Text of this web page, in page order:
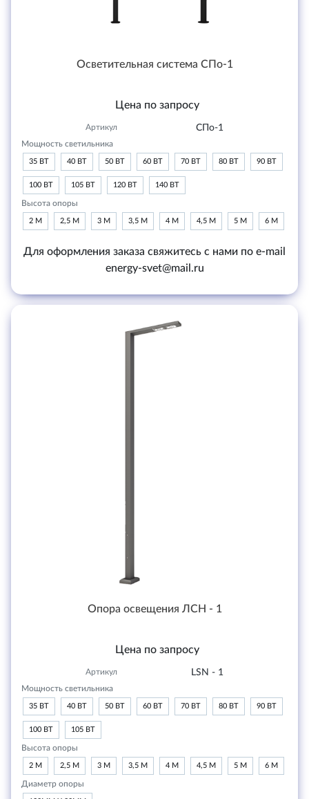
Осветительная система СПо-1
Цена по запросу
Артикул СПо-1
Мощность светильника
35 ВТ 40 ВТ 50 ВТ 60 ВТ 70 ВТ 80 ВТ 90 ВТ
100 ВТ 105 ВТ 120 ВТ 140 ВТ
Высота опоры
2 М 2,5 М 3 М 3,5 М 4 М 4,5 М 5 М 6 М
Для оформления заказа свяжитесь с нами по e-mail
energy-svet@mail.ru
Опора освещения ЛСН - 1
Цена по запросу
Артикул LSN - 1
Мощность светильника
35 ВТ 40 ВТ 50 ВТ 60 ВТ 70 ВТ 80 ВТ 90 ВТ
100 ВТ 105 ВТ
Высота опоры
2 М 2,5 М 3 М 3,5 М 4 М 4,5 М 5 М 6 М
Диаметр опоры